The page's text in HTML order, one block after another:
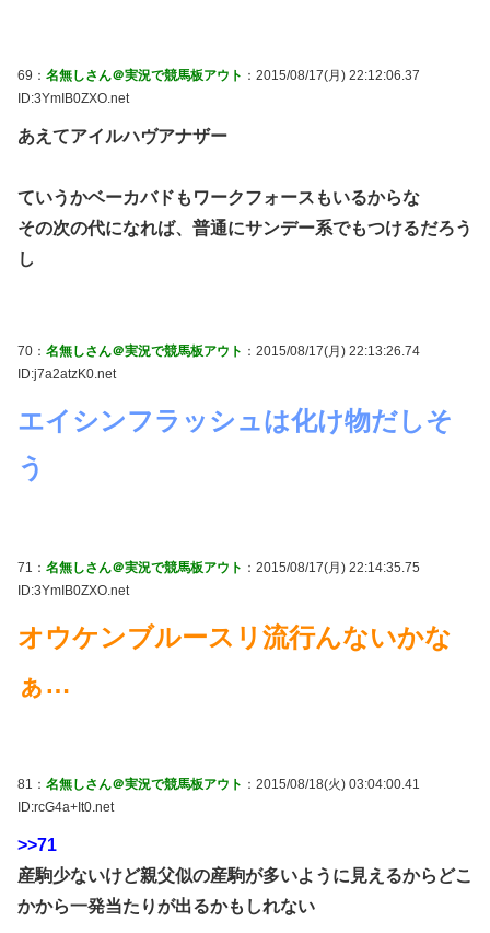
69： 名無しさん＠実況で競馬板アウト ：2015/08/17(月) 22:12:06.37
ID:3YmIB0ZXO.net
あえてアイルハヴアナザー
ていうかベーカバドもワークフォースもいるからな
その次の代になれば、普通にサンデー系でもつけるだろう
し
70： 名無しさん＠実況で競馬板アウト ：2015/08/17(月) 22:13:26.74
ID:j7a2atzK0.net
エイシンフラッシュは化け物だしそ
う
71： 名無しさん＠実況で競馬板アウト ：2015/08/17(月) 22:14:35.75
ID:3YmIB0ZXO.net
オウケンブルースリ流行んないかな
ぁ…
81： 名無しさん＠実況で競馬板アウト ：2015/08/18(火) 03:04:00.41
ID:rcG4a+It0.net
>>71
産駒少ないけど親父似の産駒が多いように見えるからどこ
かから一発当たりが出るかもしれない